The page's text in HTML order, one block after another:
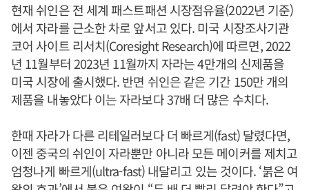
현재 쉬인은 전 세계 패스트패션 시장점유율(2022년 기준)
에서 자라를 근소한 차로 앞서고 있다. 미국 시장조사기관
코어 사이트 리서치(Coresight Research)에 따르면, 2022
년 11월부터 2023년 11월까지 자라는 4만개의 신제품을
미국 시장에 출시했다. 반면 쉬인은 같은 기간 150만 개의
제품을 내놓았다 이는 자라보다 37배 더 많은 수치다.
한때 자라가 다른 리테일러보다 더 빠르게(fast) 달렸다면,
이젠 중국의 쉬인이 자라뿐만 아니라 모든 메이커를 제치고
엄청나게 빠르게(ultra-fast) 내달리고 있는 것이다. ‘붉은 여